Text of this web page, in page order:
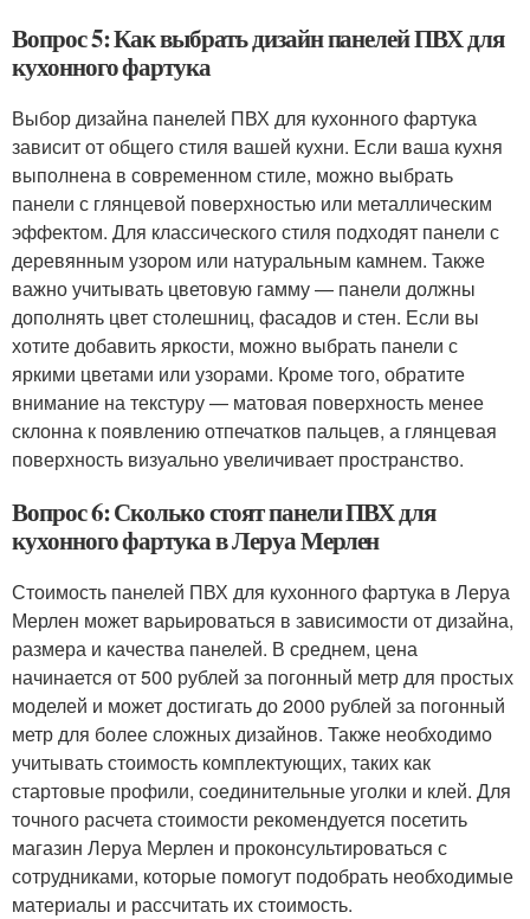
Вопрос 5: Как выбрать дизайн панелей ПВХ для
кухонного фартука
Выбор дизайна панелей ПВХ для кухонного фартука
зависит от общего стиля вашей кухни. Если ваша кухня
выполнена в современном стиле, можно выбрать
панели с глянцевой поверхностью или металлическим
эффектом. Для классического стиля подходят панели с
деревянным узором или натуральным камнем. Также
важно учитывать цветовую гамму — панели должны
дополнять цвет столешниц, фасадов и стен. Если вы
хотите добавить яркости, можно выбрать панели с
яркими цветами или узорами. Кроме того, обратите
внимание на текстуру — матовая поверхность менее
склонна к появлению отпечатков пальцев, а глянцевая
поверхность визуально увеличивает пространство.
Вопрос 6: Сколько стоят панели ПВХ для
кухонного фартука в Леруа Мерлен
Стоимость панелей ПВХ для кухонного фартука в Леруа
Мерлен может варьироваться в зависимости от дизайна,
размера и качества панелей. В среднем, цена
начинается от 500 рублей за погонный метр для простых
моделей и может достигать до 2000 рублей за погонный
метр для более сложных дизайнов. Также необходимо
учитывать стоимость комплектующих, таких как
стартовые профили, соединительные уголки и клей. Для
точного расчета стоимости рекомендуется посетить
магазин Леруа Мерлен и проконсультироваться с
сотрудниками, которые помогут подобрать необходимые
материалы и рассчитать их стоимость.